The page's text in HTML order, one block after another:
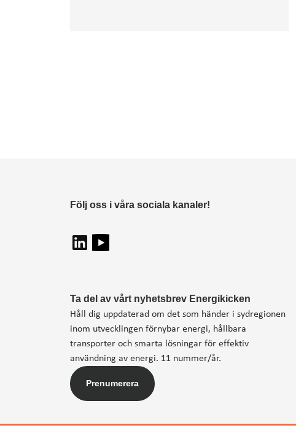
Ta del av vårt nyhetsbrev Energikicken
Håll dig uppdaterad om det som händer i sydregionen
inom utvecklingen förnybar energi, hållbara
transporter och smarta lösningar för effektiv
användning av energi. 11 nummer/år.
Prenumerera
Följ oss i våra sociala kanaler!